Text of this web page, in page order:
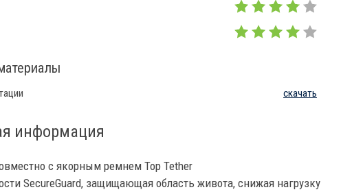
скачать
информация
с якорным ремнем Top Tether
SecureGuard, защищающая область живота, снижая нагрузку